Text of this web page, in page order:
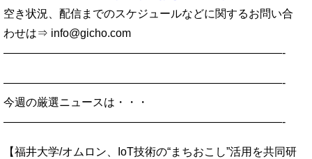
空き状況、配信までのスケジュールなどに関するお問い合
わせは⇒ info@gicho.com
—————————————————————————-
—————————————————————————-
今週の厳選ニュースは・・・
—————————————————————————-
【福井大学/オムロン、IoT技術の“まちおこし”活用を共同研